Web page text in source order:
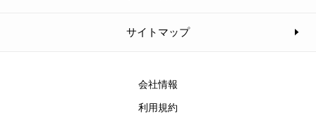
サイトマップ
会社情報
利用規約